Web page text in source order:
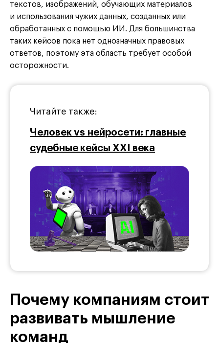
текстов, изображений, обучающих материалов
и использования чужих данных, созданных или
обработанных с помощью ИИ. Для большинства
таких кейсов пока нет однозначных правовых
ответов, поэтому эта область требует особой
осторожности.
Читайте также:
Человек vs нейросети: главные
судебные кейсы XXI века
Почему компаниям стоит
развивать мышление
команд